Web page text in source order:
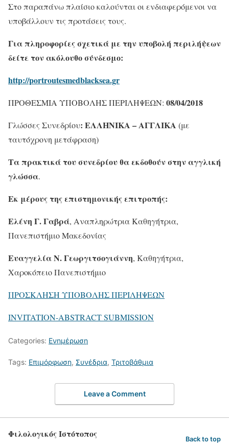
Στο παραπάνω πλαίσιο καλούνται οι ενδιαφερόμενοι να
υποβάλλουν τις προτάσεις τους.
Για πληροφορίες σχετικά με την υποβολή περιλήψεων
δείτε τον ακόλουθο σύνδεσμο:
http://portroutesmedblacksea.gr
ΠΡΟΘΕΣΜΙΑ ΥΠΟΒΟΛΗΣ ΠΕΡΙΛΗΨΕΩΝ: 08/04/2018
Γλώσσες Συνεδρίου: ΕΛΛΗΝΙΚΑ – ΑΓΓΛΙΚΑ (με
ταυτόχρονη μετάφραση)
Τα πρακτικά του συνεδρίου θα εκδοθούν στην αγγλική
γλώσσα.
Εκ μέρους της επιστημονικής επιτροπής:
Ελένη Γ. Γαβρά, Αναπληρώτρια Καθηγήτρια,
Πανεπιστήμιο Μακεδονίας
Ευαγγελία Ν. Γεωργιτσογιάννη, Καθηγήτρια,
Χαροκόπειο Πανεπιστήμιο
ΠΡΟΣΚΛΗΣΗ ΥΠΟΒΟΛΗΣ ΠΕΡΙΛΗΨΕΩΝ
INVITATION-ABSTRACT SUBMISSION
Categories: Ενημέρωση
Tags: Επιμόρφωση, Συνέδρια, Τριτοβάθμια
Leave a Comment
Φιλολογικός Ιστότοπος Back to top